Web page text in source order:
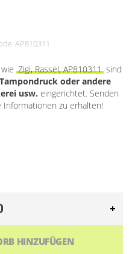
AP810311
wie Zigi, Rassel, AP810311 sind
oder andere
usw. eingerichtet. Senden
Informationen zu erhalten!
HINZUFÜGEN